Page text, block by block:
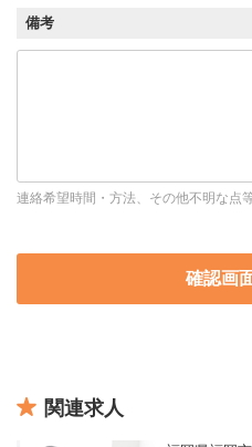
備考
連絡希望時間・方法、その他不明な点
関連求人